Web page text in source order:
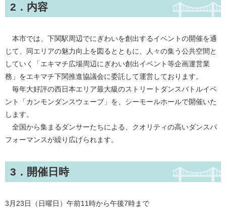
2．内容
本市では、下関駅周辺でにぎわいを創出するイベントの開催を通
じて、同エリアの魅力向上を図るとともに、人々の集う公共空間と
していく「エキマチ広場周辺にぎわい創出イベント等企画運営業
務」をエキマチ下関推進協議会に委託して運営しております。
毎年大好評の西日本エリア最大級のストリートダンスバトルイベ
ント「カンモンダンスウェーブ」を、シーモールホールで開催いた
します。
全国から集まるダンサーたちによる、クオリティの高いダンスパ
フォーマンスが繰り広げられます。
3．開催日時
3月23日（日曜日）午前11時から午後7時まで